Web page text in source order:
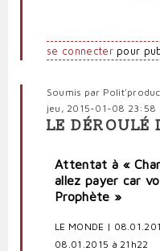
se connecterpour
Soumis par
jeu, 2015-01-08 23:58
LE DÉROULÉ
Attentat à «
allez payer car
Prophète »
LE MONDE |
08.01.2015 à 21h22